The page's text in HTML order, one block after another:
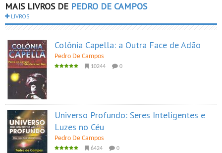
MAIS LIVROS DE PEDRO DE CAMPOS
LIVROS
Colônia Capella: a Outra Face de Adão
Pedro De Campos
10244 0
Universo Profundo: Seres Inteligentes e
Luzes no Céu
Pedro De Campos
6424 0